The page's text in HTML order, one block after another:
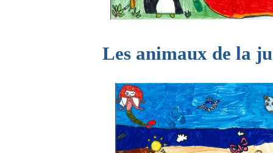
Les animaux de la